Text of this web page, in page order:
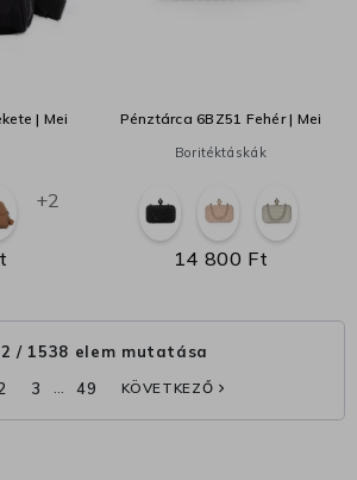
| Mei
+2
Pénztárca 6BZ51 Fehér | Mei
Boritéktáskák
14 800 Ft
/ 1538 elem mutatása
3 49 KÖVETKEZŐ navigate_next